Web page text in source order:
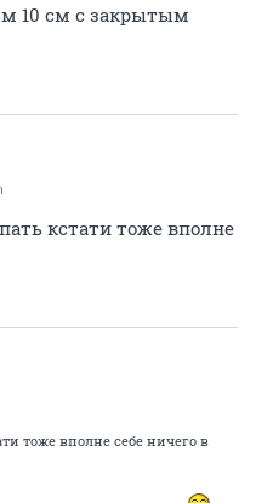
10 см с закрытым
кстати тоже вполне
тоже вполне себе ничего в